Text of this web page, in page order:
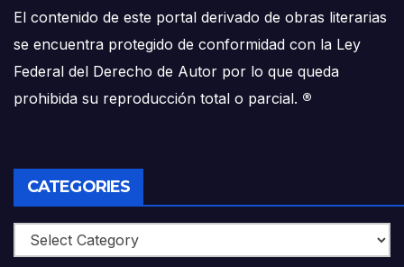
El contenido de este portal derivado de obras literarias
se encuentra protegido de conformidad con la Ley
Federal del Derecho de Autor por lo que queda
prohibida su reproducción total o parcial. ®
CATEGORIES
Categories